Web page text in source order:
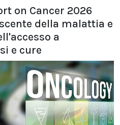
on Cancer 2026
della malattia e
a
e cure